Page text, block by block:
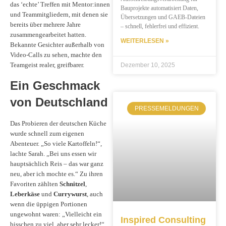
das ‘echte’ Treffen mit Mentor:innen
und Teammitgliedern, mit denen sie
bereits über mehrere Jahre
zusammengearbeitet hatten.
Bekannte Gesichter außerhalb von
Video-Calls zu sehen, machte den
Teamgeist realer, greifbarer.
Ein Geschmack
von Deutschland
Das Probieren der deutschen Küche
wurde schnell zum eigenen
Abenteuer. „So viele Kartoffeln!“,
lachte Sarah. „Bei uns essen wir
hauptsächlich Reis – das war ganz
neu, aber ich mochte es.“ Zu ihren
Favoriten zählten Schnitzel
Leberkäse und Currywurst , auch
wenn die üppigen Portionen
ungewohnt waren: „Vielleicht ein
bisschen zu viel, aber sehr lecker!“
Bauprojekte automatisiert Daten,
Übersetzungen und GAEB-Dateien
– schnell, fehlerfrei und effizient.
WEITERLESEN »
Dezember 10, 2025
PRESSEMELDUNGEN
Inspired Consulting